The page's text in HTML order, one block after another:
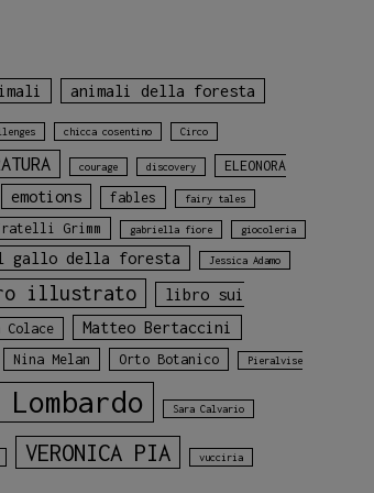
animali della foresta
chicca cosentino Circo
courage discovery
ELEONORA
emotions fables fairy tales
Grimm gabriella fiore giocoleria
gallo della foresta Jessica Adamo
illustrato
libro sui
Matteo Bertaccini
Nina Melan Orto Botanico Pieralvise
Lombardo Sara Calvario
VERONICA PIA vucciria